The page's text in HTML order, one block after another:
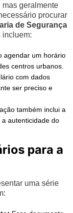
mas geralmente
procurar
de Segurança
incluem:
agendar um horário
centros urbanos.
com dados
ser preciso e
também inclui a
autenticidade do
para a
uma série